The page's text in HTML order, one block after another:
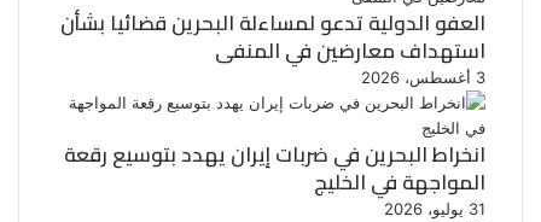
العفو الدولية تدعو لمساءلة البحرين قضائيا بشأن
استهداف معارضين في المنفى
3 أغسطس، 2026
انخراط البحرين في ضربات إيران يهدد بتوسيع رقعة
المواجهة في الخليج
31 يوليو، 2026